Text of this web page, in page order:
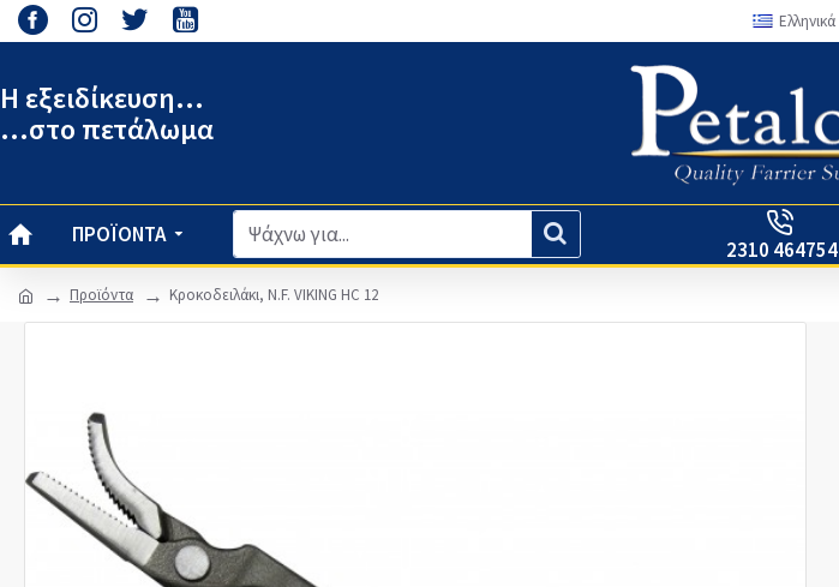
Ελληνικά
Η εξειδίκευση...
...στο πετάλωμα
ΠΡΟΪΌΝΤΑ
2310 464754
Προϊόντα Κροκοδειλάκι, N.F. VIKING HC 12